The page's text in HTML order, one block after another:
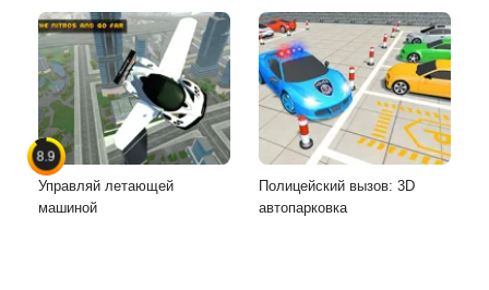
8.9
Управляй летающей
машиной
Полицейский вызов: 3D
автопарковка